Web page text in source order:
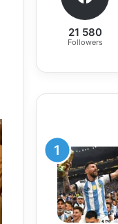
21 580
Followers